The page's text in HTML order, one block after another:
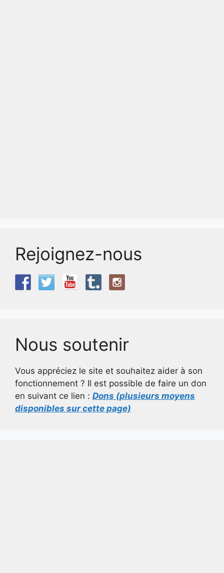
Rejoignez-nous
Nous soutenir
Vous appréciez le site et souhaitez aider à son
fonctionnement ? Il est possible de faire un don
en suivant ce lien : Dons (plusieurs moyens
disponibles sur cette page)